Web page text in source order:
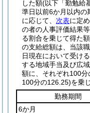
した額(以下「勤勉給
準日以前6か月以内の
に応じて、 次表に定
の者の人事評価結果
る割合を乗じて得た額
の支給総額は、当該
日現在において受け
する地域手当及び広
額に、それぞれ100
100分の126.25)を乗
勤務期間
6か月